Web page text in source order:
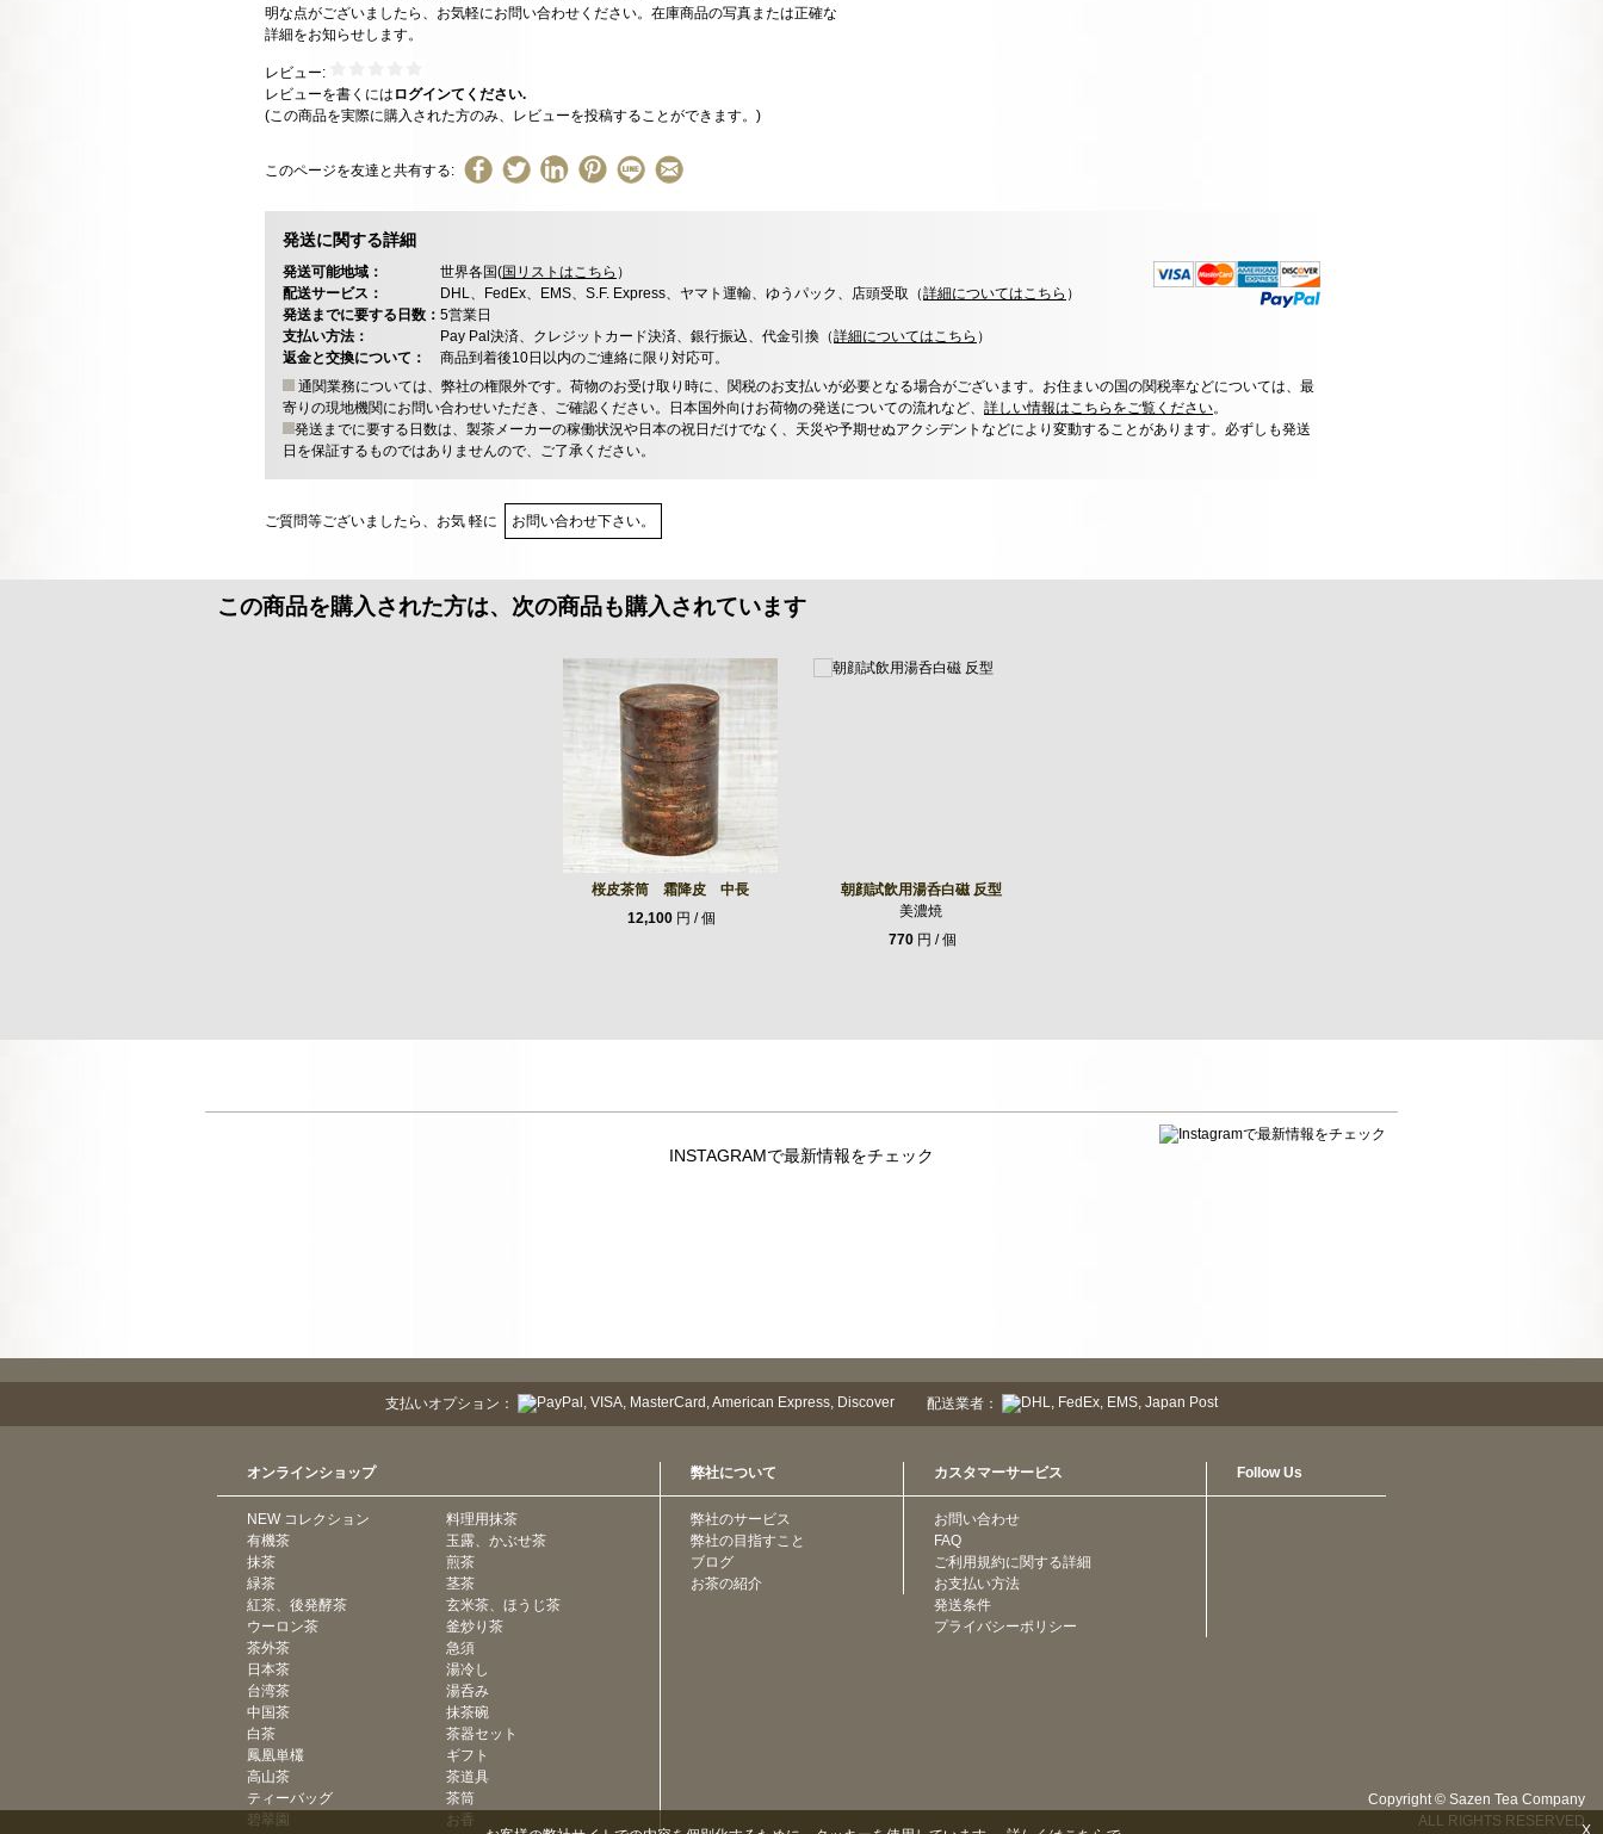
明な点がございましたら、お気軽にお問い合わせください。在庫商品の写真または正確な
詳細をお知らせします。
レビュー:
レビューを書くには ログインてください.
(この商品を実際に購入された方のみ、レビューを投稿することができます。)
このページを友達と共有する:
発送に関する詳細
発送可能地域： 世界各国(国リストはこちら ）
配送サービス：
DHL、FedEx、EMS、S.F. Express、ヤマト運輸、ゆうパック、店頭受取（詳細についてはこちら ）
発送までに要する日数： 5営業日
支払い方法：
Pay Pal決済、クレジットカード決済、銀行振込、代金引換（詳細についてはこちら ）
返金と交換について：
商品到着後10日以内のご連絡に限り対応可。
通関業務については、弊社の権限外です。荷物のお受け取り時に、関税のお支払いが必要となる場合がございます。お住まいの国の関税率などについては、最
寄りの現地機関にお問い合わせいただき、ご確認ください。日本国外向けお荷物の発送についての流れなど、 詳しい情報はこちらをご覧ください。
発送までに要する日数は、製茶メーカーの稼働状況や日本の祝日だけでなく、天災や予期せぬアクシデントなどにより変動することがあります。必ずしも発送
日を保証するものではありませんので、ご了承ください。
ご質問等ございましたら、お気 軽に お問い合わせ下さい。
この商品を購入された方は、次の商品も購入されています
桜皮茶筒 霜降皮 中長
12,100 円 / 個
朝顔試飲用湯呑白磁 反型
美濃焼
770円 / 個
INSTAGRAMで最新情報をチェック
支払いオプション： 配送業者：
オンラインショップ
NEW コレクション
有機茶
抹茶
緑茶
紅茶、後発酵茶
ウーロン茶
茶外茶
日本茶
台湾茶
中国茶
白茶
鳳凰単欉
高山茶
ティーバッグ
碧翠園
料理用抹茶
玉露、かぶせ茶
煎茶
茎茶
玄米茶、ほうじ茶
釜炒り茶
急須
湯冷し
湯呑み
抹茶碗
茶器セット
ギフト
茶道具
茶筒
お香
弊社について
弊社のサービス
弊社の目指すこと
ブログ
お茶の紹介
カスタマーサービス
お問い合わせ
FAQ
ご利用規約に関する詳細
お支払い方法
発送条件
プライバシーポリシー
Follow Us
Copyright © Sazen Tea Company
ALL RIGHTS RESERVED
X